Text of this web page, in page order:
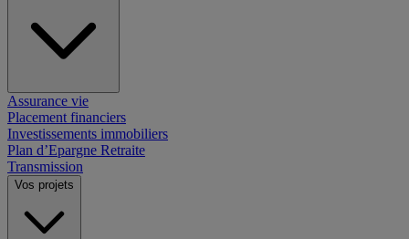
Assurance vie
Placement financiers
Investissements immobiliers
Plan d’Epargne Retraite
Transmission
Vos projets